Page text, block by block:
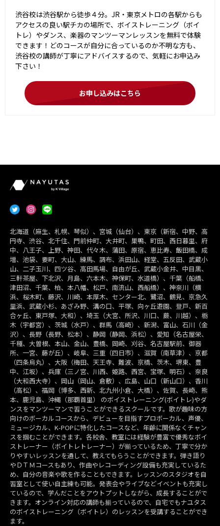
渋谷校は渋谷駅から徒歩４分。JR・東京メトロの各駅からも
アクセスの良い駅チカの場所で、ボイストレーニング（ボイ
トレ）やダンス、楽器のマンツーマンレッスンを無料で体験
できます！どのコースが自分に合っているのか不明な方も、
渋谷校の講師が丁寧にアドバイスするので、気軽にお申込み
下さい！
お申し込みはこちら
北海道（麻生、札幌、琴似）、宮城（仙台）、東京（新宿、中野、高
円寺、渋谷、北千住、門前仲町、大井町、巣鴨、町田、西日暮里、府
中、八王子、上野、神田、代々木、蒲田、原宿、恵比寿、飯田橋、成
増、池袋、要町、大山、練馬、調布、浜田山、経堂、五反田、武蔵小
山、二子玉川、四ツ谷、高田馬場、自由が丘、武蔵小金井、中目黒、
三軒茶屋、下北沢、月島、六本木、神保町、水道橋）、千葉（船橋、
津田沼、千葉、柏、本八幡、松戸、南流山、西船橋）、神奈川（横
浜、桜木町、藤沢、川崎、本厚木、センター北、鷺沼、鶴見、京急久
里浜、武蔵小杉、あざみ野、溝の口、平塚、向ヶ丘遊園、登戸、新百
合ヶ丘、東戸塚、大和）、埼玉（大宮、所沢、川口、蕨、川越）、栃
木（宇都宮）、茨城（水戸）、群馬（高崎）、新潟、富山、石川（金
沢）、長野（長野、松本）、静岡（静岡、浜松）、愛知（名古屋栄、
千種、大曽根、本山、金山、豊橋、岡崎、刈谷、名古屋駅前、御器
所、一宮、藤が丘）、岐阜、三重（四日市）、滋賀（南草津）、京都
（四条烏丸）、大阪（梅田、天王寺、難波、京橋、茨木、堺東、豊
中、江坂）、兵庫（三ノ宮、川西、姫路、西宮、宝塚、明石）、奈良
（大和西大寺）、岡山（岡山、倉敷）、広島、山口（新山口）、香川
（高松）、福岡（博多、西新、北九州小倉、大橋）、佐賀、長崎、熊
本、鹿児島、沖縄（那覇首里） のボイストレーニング(ボイトレ)やダ
ンスをマンツーマンで習うことができるスクールです。歌が趣味の方
向けのボーカルコースから、デビューを目指すプロボーカル、声優、
ミュージカル、K-POPに特化したコースなど、年齢に関係なくチャン
スを掴むことができます。各校舎、教室には経験が豊富で優秀なボイ
ストレーナー（ボイトレトレーナー）が揃っているため、丁寧で分か
りやすいレッスンを通して、教えてもらうことができます。弾き語り
やＤＴＭコースもあり、作曲やレコーディング設備も充実しているた
め、自分の音楽や歌を作ることもできます。レッスンのスタジオを自
習室として使い自主練も可能。発表会やライブなどイベントも充実し
ているので、学んだことをアウトプットしながら、成長することがで
きます。オンライン対応の講師も揃っているので、自宅でもナユタス
のボイストレーニング（ボイトレ）のレッスンを受講することができ
ます。